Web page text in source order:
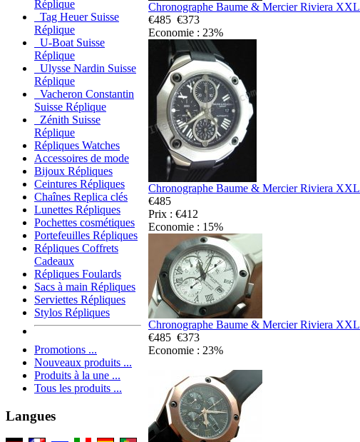
Réplique
Tag Heuer Suisse
Réplique
U-Boat Suisse
Réplique
Ulysse Nardin Suisse
Réplique
Vacheron Constantin
Suisse Réplique
Zénith Suisse
Réplique
Répliques Watches
Accessoires de mode
Bijoux Répliques
Ceintures Répliques
Chaînes Replica clés
Lunettes Répliques
Pochettes cosmétiques
Portefeuilles Répliques
Répliques Coffrets
Cadeaux
Répliques Foulards
Sacs à main Répliques
Serviettes Répliques
Stylos Répliques
Promotions ...
Nouveaux produits ...
Produits à la une ...
Tous les produits ...
Langues
Chronographe Baume & Mercier Riviera XXL
€485 €373
Economie : 23%
Chronographe Baume & Mercier Riviera XXL
€485
Prix : €412
Economie : 15%
Chronographe Baume & Mercier Riviera XXL
€485 €373
Economie : 23%